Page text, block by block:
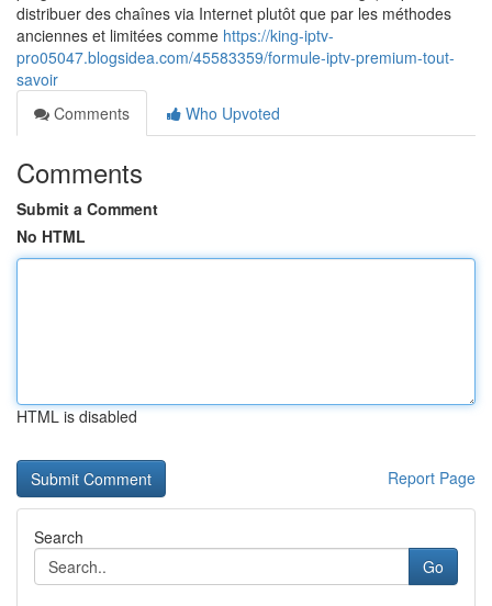
distribuer des chaînes via Internet plutôt que par les méthodes
anciennes et limitées comme https://king-iptv-
pro05047.blogsidea.com/45583359/formule-iptv-premium-tout-
savoir
Comments
Who Upvoted
Comments
Submit a Comment
No HTML
HTML is disabled
Report Page
Search
Go